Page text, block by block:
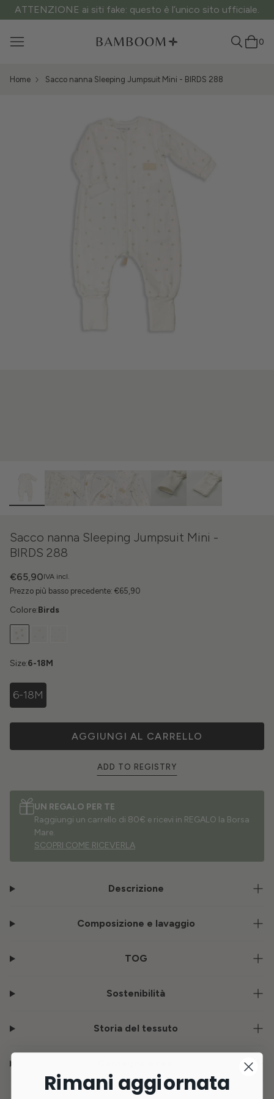
ATTENZIONE ai siti fake: questo è l’unico sito ufficiale.
0
Home Sacco nanna Sleeping Jumpsuit Mini - BIRDS 288
Sacco nanna Sleeping Jumpsuit Mini -
BIRDS 288
IVA incl.
€65,90
Prezzo più basso precedente: €65,90
Colore:Birds
Size:6-18M
6-18M
AGGIUNGI AL CARRELLO
ADD TO REGISTRY
UN REGALO PER TE
Raggiungi un carrello di 80€ e ricevi in REGALO la Borsa
Mare.
SCOPRI COME RICEVERLA
Descrizione
Composizione e lavaggio
TOG
Sostenibilità
Storia del tessuto
Rimani aggiornata